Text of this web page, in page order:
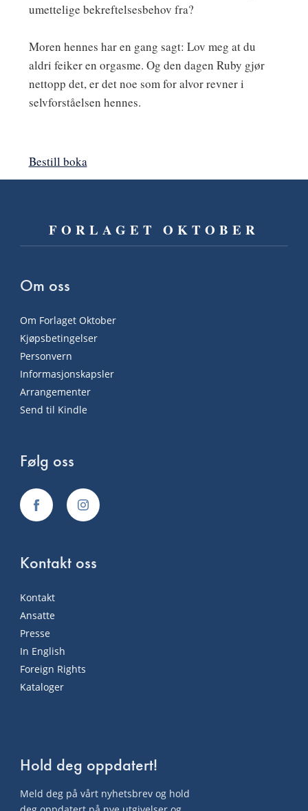
umettelige bekreftelsesbehov fra?
Moren hennes har en gang sagt: Lov meg at du
aldri feiker en orgasme. Og den dagen Ruby gjør
nettopp det, er det noe som for alvor revner i
selvforståelsen hennes.
Bestill boka
FORLAGET OKTOBER
Om oss
Om Forlaget Oktober
Kjøpsbetingelser
Personvern
Informasjonskapsler
Arrangementer
Send til Kindle
Følg oss
Kontakt oss
Kontakt
Ansatte
Presse
In English
Foreign Rights
Kataloger
Hold deg oppdatert!
Meld deg på vårt nyhetsbrev og hold